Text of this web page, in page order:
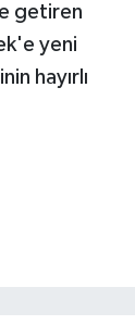
getiren
yeni
hayırlı